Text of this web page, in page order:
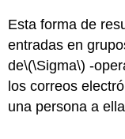
Esta forma de
entradas en
de\(\Sigma\) -
los correos
una persona a